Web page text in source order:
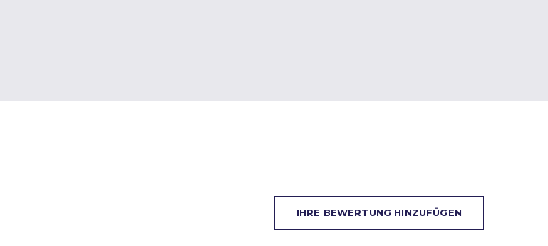
IHRE BEWERTUNG HINZUFÜGEN